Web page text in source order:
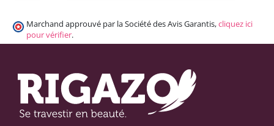
Marchand approuvé par la Société des Avis Garantis,cliquez ici
pour vérifier.